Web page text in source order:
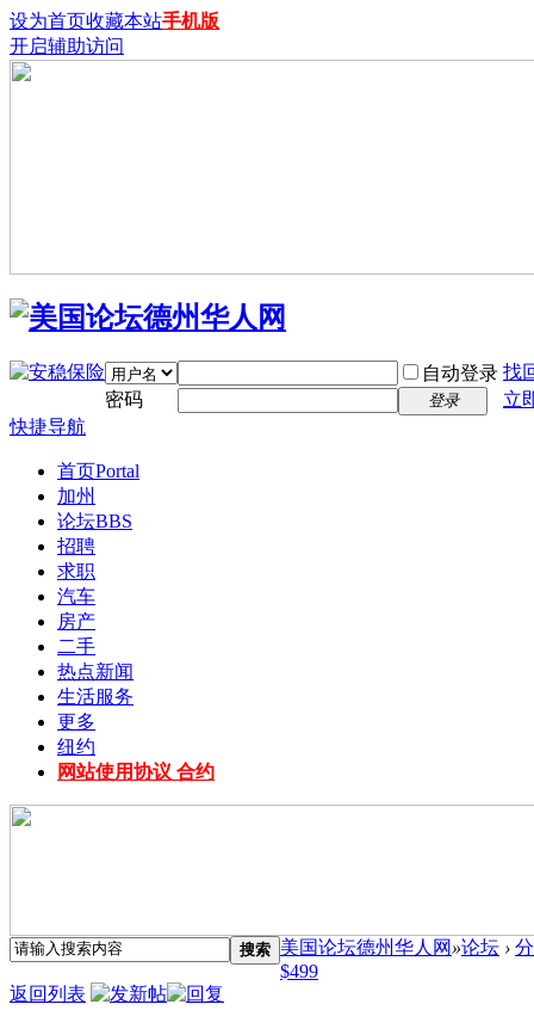
设为首页收藏本站手机版
开启辅助访问
自动登录 找
密码
登录
立
快捷导航
首页Portal
加州
论坛BBS
招聘
求职
汽车
房产
二手
热点新闻
生活服务
更多
纽约
网站使用协议 合约
搜索 美国论坛德州华人网 »论坛 ›
$499
返回列表